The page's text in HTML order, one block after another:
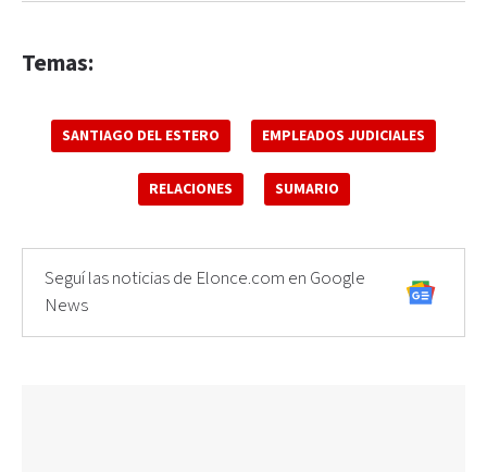
Temas:
SANTIAGO DEL ESTERO EMPLEADOS JUDICIALES
RELACIONES SUMARIO
Seguí las noticias de Elonce.com en Google
News